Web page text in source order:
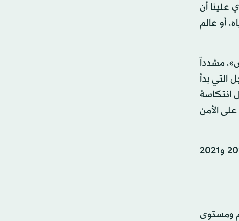
علينا أن
أو عالم
مشدداً
التي بدأ
انتكاسة
على الأمن
ونتج تراجع مؤشر التنمية البشرية إلى حد بعيد عن تراجع متوسط العمر المتوقع بأكثر من عام ونصف عام بين 2019 و2021
الصحة والتعليم ومستوى